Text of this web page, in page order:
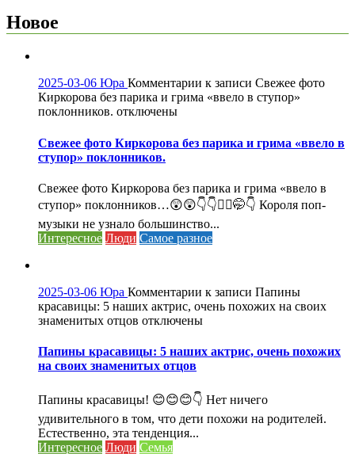
Новое
2025-03-06 Юра Комментарии к записи Свежее фото
Киркорова без парика и грима «ввело в ступор»
поклонников. отключены
Свежее фото Киркорова без парика и грима «ввело в
ступор» поклонников.
Свежее фото Киркорова без парика и грима «ввело в
ступор» поклонников…😲😲👇👇🤦‍♀️🤭👇 Короля поп-
музыки не узнало большинство...
Интересное Люди Самое разное
2025-03-06 Юра Комментарии к записи Папины
красавицы: 5 наших актрис, очень похожих на своих
знаменитых отцов отключены
Папины красавицы: 5 наших актрис, очень похожих
на своих знаменитых отцов
Папины красавицы! 😊😊😊👇 Нет ничего
удивительного в том, что дети похожи на родителей.
Естественно, эта тенденция...
Интересное Люди Семья